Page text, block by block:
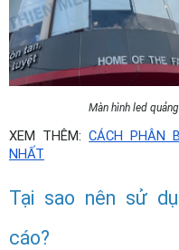
Màn hình led
XEM THÊM: CÁCH PHÂN
NHẤT
Tại sao nên sử
cáo?